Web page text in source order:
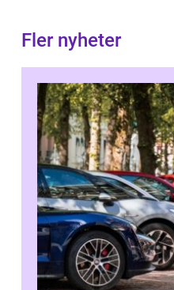
Fler nyheter